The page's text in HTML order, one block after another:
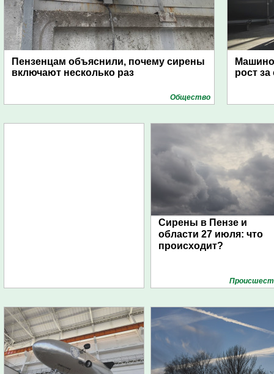
Пензенцам объяснили, почему сирены
включают несколько раз
Общество
рост за
Сирены в Пензе и
области 27 июля: что
происходит?